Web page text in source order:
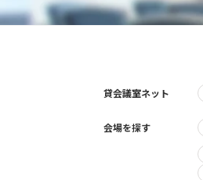
貸会議室ネット
会場を探す